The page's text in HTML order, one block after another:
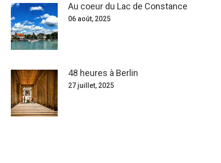
Au coeur du Lac de Constance
06 août, 2025
48 heures à Berlin
27 juillet, 2025